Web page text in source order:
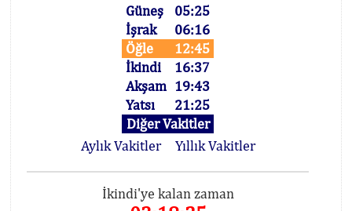
Güneş
05:25
İşrak
06:16
Öğle
12:45
İkindi
16:37
Akşam 19:43
Yatsı
21:25
Diğer Vakitler
Aylık Vakitler
Yıllık Vakitler
İkindi'ye kalan zaman